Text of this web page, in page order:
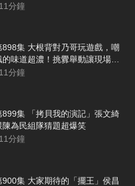
分鐘
898集 大根背對乃哥玩遊戲，嘲
的味道超濃！挑釁舉動讓現場爆
分鐘
899集 「拷貝我的演記」張文綺
陳為民組隊猜題超爆笑
分鐘
900集 大家期待的「擺王」侯昌